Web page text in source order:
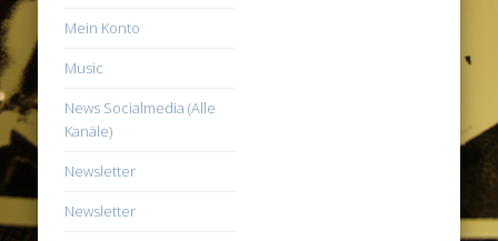
Mein Konto
Music
News Socialmedia (Alle
Kanäle)
Newsletter
Newsletter